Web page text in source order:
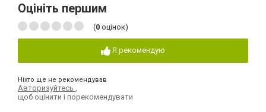
Оцініть першим
(0 оцінок)
Я рекомендую
Ніхто ще не рекомендував
Авторизуйтесь
щоб оцінити і порекомендувати